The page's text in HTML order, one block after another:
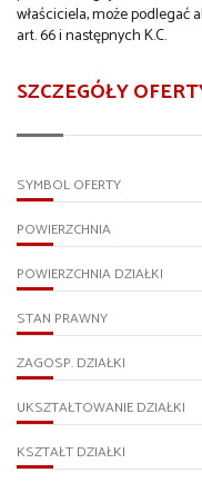
właściciela, może podlegać
art. 66 i następnych K.C.
SZCZEGÓŁY
SYMBOL OFERTY
POWIERZCHNIA
POWIERZCHNIA DZIAŁKI
STAN PRAWNY
ZAGOSP. DZIAŁKI
UKSZTAŁTOWANIE DZIAŁKI
KSZTAŁT DZIAŁKI